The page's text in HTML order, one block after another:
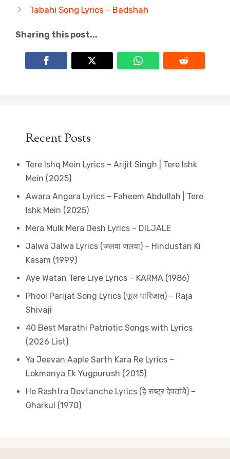
Tabahi Song Lyrics – Badshah
Sharing this post...
Recent Posts
Tere Ishq Mein Lyrics – Arijit Singh | Tere Ishk
Mein (2025)
Awara Angara Lyrics – Faheem Abdullah | Tere
Ishk Mein (2025)
Mera Mulk Mera Desh Lyrics – DILJALE
Jalwa Jalwa Lyrics (जलवा जलवा) – Hindustan Ki
Kasam (1999)
Aye Watan Tere Liye Lyrics – KARMA (1986)
Phool Parijat Song Lyrics (फूल पारिजात) – Raja
Shivaji
40 Best Marathi Patriotic Songs with Lyrics
(2026 List)
Ya Jeevan Aaple Sarth Kara Re Lyrics –
Lokmanya Ek Yugpurush (2015)
He Rashtra Devtanche Lyrics (हे राष्ट्र देवतांचे) –
Gharkul (1970)